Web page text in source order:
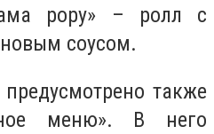
рору» – ролл с
соусом.
также
меню». В него